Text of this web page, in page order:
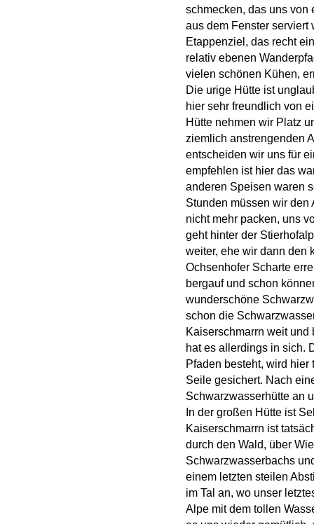
schmecken, das uns von
aus dem Fenster serviert
Etappenziel, das recht
relativ ebenen
vielen schönen Kühen,
Die urige Hütte ist
hier sehr freundlich von
Hütte nehmen wir Platz
ziemlich anstrengenden
entscheiden wir uns für
empfehlen ist hier das
anderen Speisen waren
Stunden müssen wir den
nicht mehr packen, uns
geht hinter der
weiter, ehe wir dann den
Ochsenhofer Scharte
bergauf und schon
wunderschöne
schon die
Kaiserschmarrn weit und
hat es allerdings in sich.
Pfaden besteht, wird
Seile gesichert. Nach
Schwarzwasserhütte an
In der großen Hütte ist
Kaiserschmarrn ist
durch den Wald, über
Schwarzwasserbachs
einem letzten steilen
im Tal an, wo unser
Alpe mit dem tollen